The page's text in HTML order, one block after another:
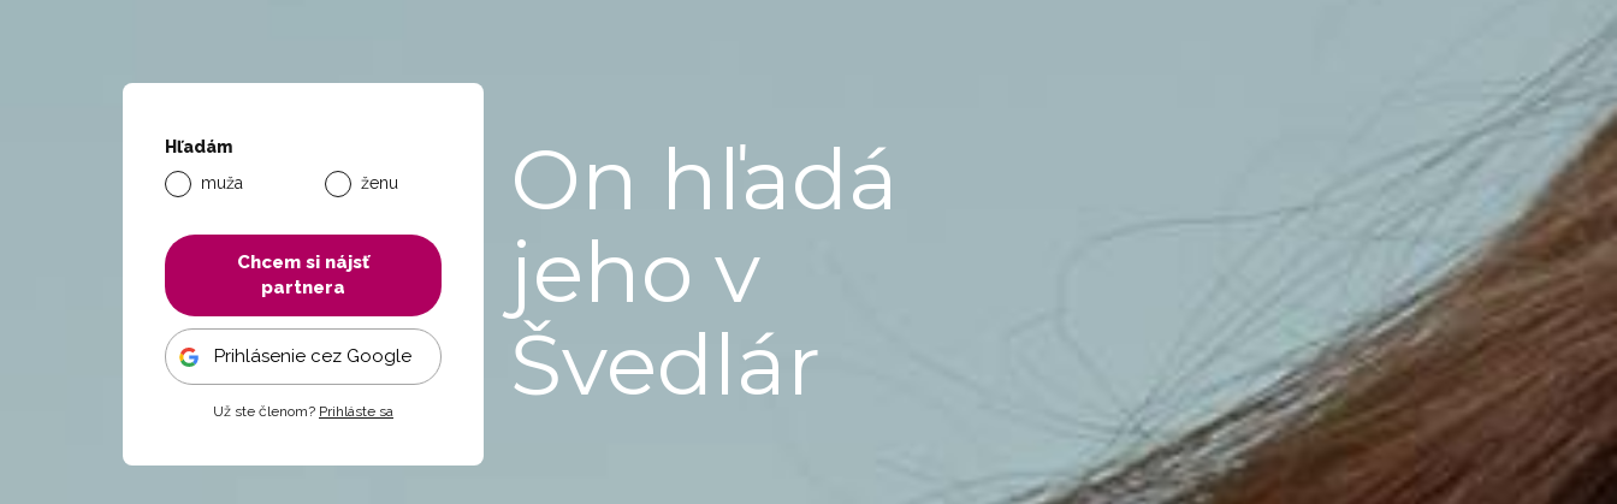
Hľadám
muža
ženu
Chcem si nájsť
partnera
Prihlásenie cez Google
Už ste členom? Prihláste sa
On hľadá
jeho v
Švedlár